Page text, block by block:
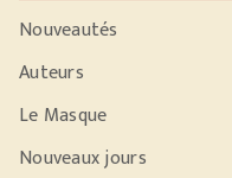
Nouveautés
Auteurs
Le Masque
Nouveaux jours